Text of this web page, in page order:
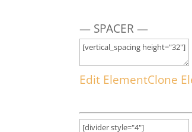
— SPACER —
Edit ElementClone